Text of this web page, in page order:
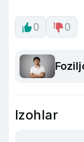
0 0
Izohlar